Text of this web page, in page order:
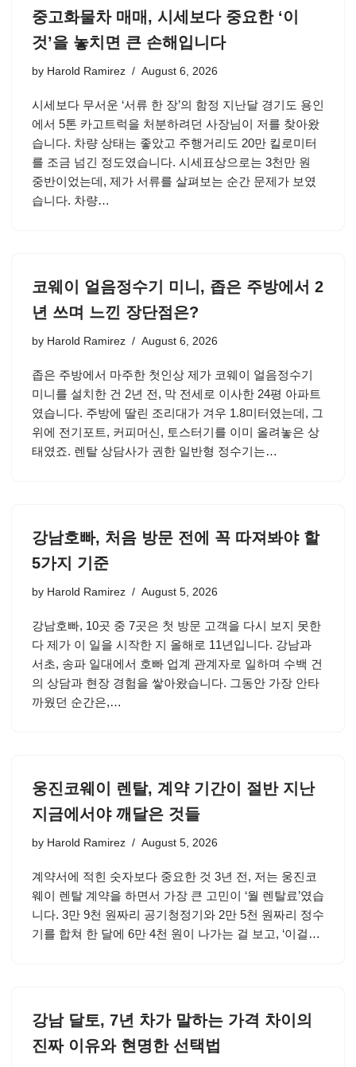
중고화물차 매매, 시세보다 중요한 ‘이
것’을 놓치면 큰 손해입니다
by Harold Ramirez August 6, 2026
시세보다 무서운 ‘서류 한 장’의 함정 지난달 경기도 용인
에서 5톤 카고트럭을 처분하려던 사장님이 저를 찾아왔
습니다. 차량 상태는 좋았고 주행거리도 20만 킬로미터
를 조금 넘긴 정도였습니다. 시세표상으로는 3천만 원
중반이었는데, 제가 서류를 살펴보는 순간 문제가 보였
습니다. 차량…
코웨이 얼음정수기 미니, 좁은 주방에서 2
년 쓰며 느낀 장단점은?
by Harold Ramirez August 6, 2026
좁은 주방에서 마주한 첫인상 제가 코웨이 얼음정수기
미니를 설치한 건 2년 전, 막 전세로 이사한 24평 아파트
였습니다. 주방에 딸린 조리대가 겨우 1.8미터였는데, 그
위에 전기포트, 커피머신, 토스터기를 이미 올려놓은 상
태였죠. 렌탈 상담사가 권한 일반형 정수기는…
강남호빠, 처음 방문 전에 꼭 따져봐야 할
5가지 기준
by Harold Ramirez August 5, 2026
강남호빠, 10곳 중 7곳은 첫 방문 고객을 다시 보지 못한
다 제가 이 일을 시작한 지 올해로 11년입니다. 강남과
서초, 송파 일대에서 호빠 업계 관계자로 일하며 수백 건
의 상담과 현장 경험을 쌓아왔습니다. 그동안 가장 안타
까웠던 순간은,…
웅진코웨이 렌탈, 계약 기간이 절반 지난
지금에서야 깨달은 것들
by Harold Ramirez August 5, 2026
계약서에 적힌 숫자보다 중요한 것 3년 전, 저는 웅진코
웨이 렌탈 계약을 하면서 가장 큰 고민이 ‘월 렌탈료’였습
니다. 3만 9천 원짜리 공기청정기와 2만 5천 원짜리 정수
기를 합쳐 한 달에 6만 4천 원이 나가는 걸 보고, ‘이걸…
강남 달토, 7년 차가 말하는 가격 차이의
진짜 이유와 현명한 선택법